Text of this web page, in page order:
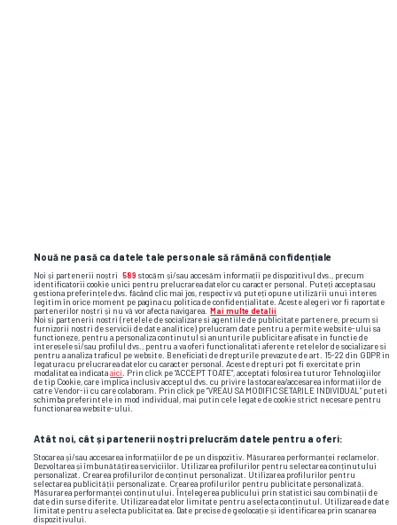
Nouă ne pasă ca datele tale personale să rămână confidențiale
Noi și partenerii noștri 589 stocăm și/sau accesăm informații pe dispozitivul dvs., precum
identificatorii cookie unici pentru prelucrarea datelor cu caracter personal. Puteți accepta sau
gestiona preferințele dvs. făcând clic mai jos, respectiv vă puteți opune utilizării unui interes
legitim în orice moment pe pagina cu politica de confidențialitate. Aceste alegeri vor fi raportate
partenerilor noștri și nu vă vor afecta navigarea. Mai multe detalii
Noi si partenerii nostri (retelele de socializare si agentiile de publicitate partenere, precum si
furnizorii nostri de servicii de date analitice) prelucram date pentru a permite website-ului sa
functioneze, pentru a personaliza continutul si anunturile publicitare afisate in functie de
interesele si/sau profilul dvs., pentru a va oferi functionalitati aferente retelelor de socializare si
pentru a analiza traficul pe website. Beneficiati de drepturile prevazute de art. 15-22 din GDPR in
legatura cu prelucrarea datelor cu caracter personal. Aceste drepturi pot fi exercitate prin
modalitatea indicataaici
. Prin click pe “ACCEPT TOATE”, acceptati folosirea tuturor Tehnologiilor
de tip Cookie, care implica inclusiv acceptul dvs. cu privire la stocarea/accesarea informatiilor de
catre Vendor-ii cu care colaboram. Prin click pe “VREAU SA MODIFIC SETARILE INDIVIDUAL” puteti
schimba preferintele in mod individual, mai putin cele legate de cookie strict necesare pentru
functionarea website-ului.
Atât noi, cât și partenerii noștri prelucrăm datele pentru a oferi:
Stocarea și/sau accesarea informațiilor de pe un dispozitiv. Măsurarea performanței reclamelor.
Dezvoltarea și îmbunătățirea serviciilor. Utilizarea profilurilor pentru selectarea conținutului
personalizat. Crearea profilurilor de conținut personalizat. Utilizarea profilurilor pentru
selectarea publicității personalizate. Crearea profilurilor pentru publicitate personalizată.
Măsurarea performanței conținutului. Înțelegerea publicului prin statistici sau combinații de
date din surse diferite. Utilizarea datelor limitate pentru a selecta conținutul. Utilizarea de date
limitate pentru a selecta publicitatea. Date precise de geolocație și identificarea prin scanarea
dispozitivului.